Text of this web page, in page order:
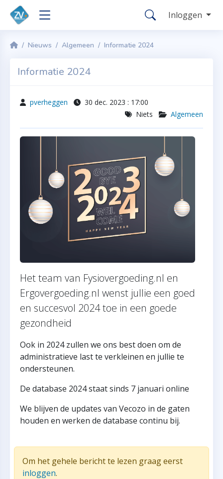
Inloggen
Nieuws Algemeen Informatie 2024
Informatie 2024
pverheggen
30 dec. 2023 : 17:00
Niets
Algemeen
Het team van Fysiovergoeding.nl en
Ergovergoeding.nl wenst jullie een goed
en succesvol 2024 toe in een goede
gezondheid
Ook in 2024 zullen we ons best doen om de
administratieve last te verkleinen en jullie te
ondersteunen.
De database 2024 staat sinds 7 januari online
We blijven de updates van Vecozo in de gaten
houden en werken de database continu bij.
Om het gehele bericht te lezen graag eerst
inloggen.